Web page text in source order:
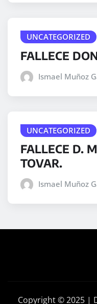
UNCATEGORIZED
FALLECE
Ismael Muñoz
UNCATEGORIZED
FALLECE D.
TOVAR.
Ismael Muñoz
Copyright © 2025 |